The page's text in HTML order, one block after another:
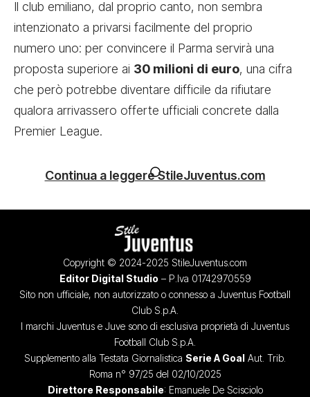
Il club emiliano, dal proprio canto, non sembra
intenzionato a privarsi facilmente del proprio
numero uno: per convincere il Parma servirà una
proposta superiore ai 30 milioni di euro, una cifra
che però potrebbe diventare difficile da rifiutare
qualora arrivassero offerte ufficiali concrete dalla
Premier League.
Continua a leggere StileJuventus.com
Copyright © 2024-2025 StileJuventus.com
Editor Digital Studio – P.Iva 01742970559
Sito non ufficiale, non autorizzato o connesso a Juventus Football
Club S.p.A.
I marchi Juventus e Juve sono di esclusiva proprietà di Juventus
Football Club S.p.A.
Supplemento alla Testata Giornalistica Serie A Goal Aut. Trib.
Roma n° 97/25 del 02/10/2025
Direttore Responsabile: Emanuele De Scisciolo